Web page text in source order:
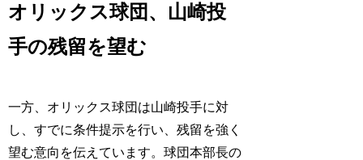
オリックス球団、山崎投
手の残留を望む
一方、オリックス球団は山崎投手に対
し、すでに条件提示を行い、残留を強く
望む意向を伝えています。球団本部長の